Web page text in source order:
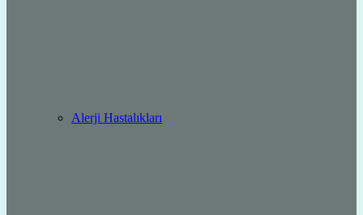
Alerji Hastalıkları